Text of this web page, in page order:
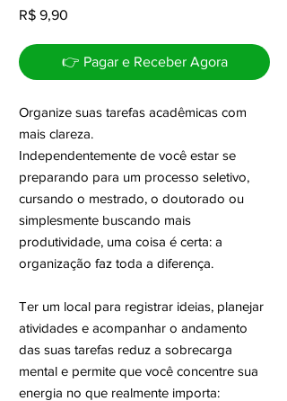
R$ 9,90
👉 Pagar e Receber Agora
Organize suas tarefas acadêmicas com
mais clareza.
Independentemente de você estar se
preparando para um processo seletivo,
cursando o mestrado, o doutorado ou
simplesmente buscando mais
produtividade, uma coisa é certa: a
organização faz toda a diferença.
Ter um local para registrar ideias, planejar
atividades e acompanhar o andamento
das suas tarefas reduz a sobrecarga
mental e permite que você concentre sua
energia no que realmente importa: